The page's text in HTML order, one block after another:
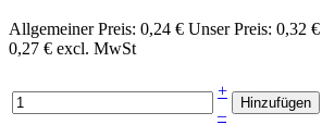
Allgemeiner Preis: 0,24 € Unser Preis: 0,32
0,27 € excl. MwSt
+
–